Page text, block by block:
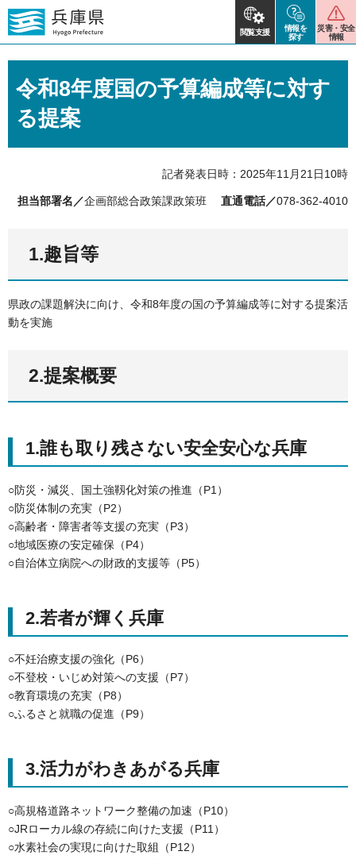
閲覧支援
情報を
探す
災害・安全
情報
令和8年度国の予算編成等に対す
る提案
記者発表日時：2025年11月21日10時
担当部署名／企画部総合政策課政策班 直通電話／078-362-4010
1.趣旨等
県政の課題解決に向け、令和8年度の国の予算編成等に対する提案活
動を実施
2.提案概要
1.誰も取り残さない安全安心な兵庫
○防災・減災、国土強靱化対策の推進（P1）
○防災体制の充実（P2）
○高齢者・障害者等支援の充実（P3）
○地域医療の安定確保（P4）
○自治体立病院への財政的支援等（P5）
2.若者が輝く兵庫
○不妊治療支援の強化（P6）
○不登校・いじめ対策への支援（P7）
○教育環境の充実（P8）
○ふるさと就職の促進（P9）
3.活⼒がわきあがる兵庫
○高規格道路ネットワーク整備の加速（P10）
○JRローカル線の存続に向けた支援（P11）
○水素社会の実現に向けた取組（P12）